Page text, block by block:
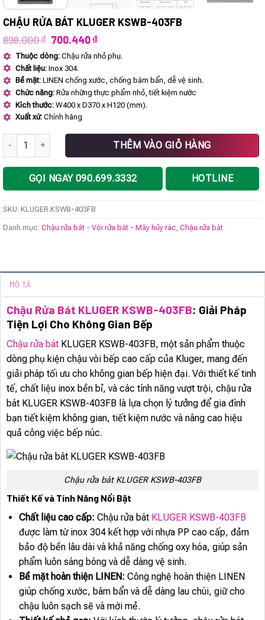
CHẬU RỬA BÁT KLUGER KSWB-403FB
898.000₫ Giá
gốc
là:
898.000 ₫.
700.440₫Giá
hiện
tại
700.440 ₫.
Thuộc dòng: Chậu rửa nhỏ phụ.
Chất liệu: Inox 304.
Bề mặt: LINEN chống xước, chống bám bẩn, dễ vệ sinh.
Chức năng: Rửa những thực phẩm nhỏ, tiết kiệm nước
Kích thước: W400 x D370 x H120 (mm).
Xuất xứ: Chính hãng
Chậu rửa bát KLUGER KSWB-403FB số lượng
THÊM VÀO GIỎ HÀNG
GỌI NGAY 090.699.3332 HOTLINE
SKU: KLUGER.KSWB-403FB
Danh mục: Chậu rửa bát - Vòi rửa bát - Máy hủy rác Chậu rửa bát
MÔ TẢ
Chậu Rửa Bát KLUGER KSWB-403FB: Giải Pháp
Tiện Lợi Cho Không Gian Bếp
Chậu rửa bát KLUGER KSWB-403FB, một sản phẩm thuộc
dòng phụ kiện chậu vòi bếp cao cấp của Kluger, mang đến
giải pháp tối ưu cho không gian bếp hiện đại. Với thiết kế tinh
tế, chất liệu inox bền bỉ, và các tính năng vượt trội, chậu rửa
bát KLUGER KSWB-403FB là lựa chọn lý tưởng để gia đình
bạn tiết kiệm không gian, tiết kiệm nước và nâng cao hiệu
quả công việc bếp núc.
Chậu rửa bát KLUGER KSWB-403FB
Thiết Kế và Tính Năng Nổi Bật
Chất liệu cao cấp: Chậu rửa bát KLUGER KSWB-403FB
được làm từ inox 304 kết hợp với nhựa PP cao cấp, đảm
bảo độ bền lâu dài và khả năng chống oxy hóa, giúp sản
phẩm luôn sáng bóng và dễ dàng vệ sinh.
Bề mặt hoàn thiện LINEN: Công nghệ hoàn thiện LINEN
giúp chống xước, bám bẩn và dễ dàng lau chùi, giữ cho
chậu luôn sạch sẽ và mới mẻ.